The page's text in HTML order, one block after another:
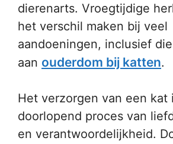
dierenarts. Vroegtijdige
het verschil maken bij veel
aandoeningen, inclusief
aan ouderdom bij katten.
Het verzorgen van een kat
doorlopend proces van
en verantwoordelijkheid.